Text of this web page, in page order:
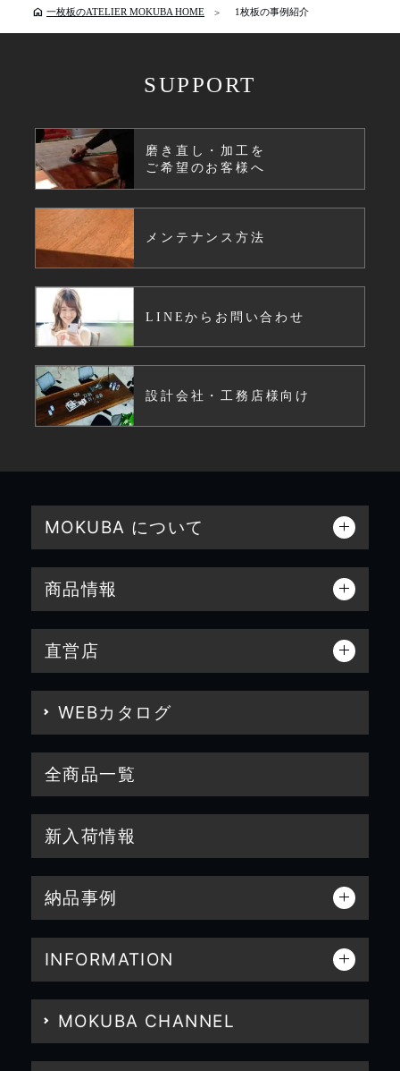
home 一枚板のATELIER MOKUBA HOME 1枚板の事例紹介
SUPPORT
磨き直し・加工を
ご希望のお客様へ
メンテナンス方法
LINEからお問い合わせ
設計会社・工務店様向け
MOKUBA について
商品情報
直営店
WEBカタログ
全商品一覧
新入荷情報
納品事例
INFORMATION
MOKUBA CHANNEL